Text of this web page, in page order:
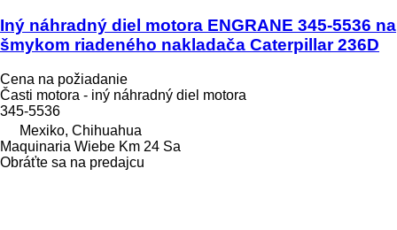
Iný náhradný diel motora ENGRANE 345-5536 na
šmykom riadeného nakladača Caterpillar 236D
Cena na požiadanie
Časti motora - iný náhradný diel motora
345-5536
Mexiko, Chihuahua
Maquinaria Wiebe Km 24 Sa
Obráťte sa na predajcu